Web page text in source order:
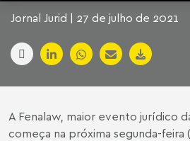
Jornal Jurid | 27 de julho de 2021
A Fenalaw, maior evento jurídico
começa na próxima segunda-feira